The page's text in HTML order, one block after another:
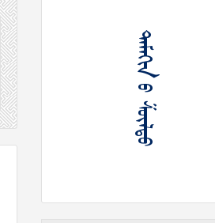
ᠲᠠᠮᠠᠬᠢᠨ ᠤ ᠱᠥᠯᠲᠦ